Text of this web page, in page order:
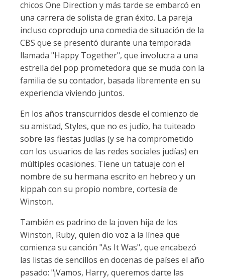
chicos One Direction y más tarde se embarcó en
una carrera de solista de gran éxito. La pareja
incluso coprodujo una comedia de situación de la
CBS que se presentó durante una temporada
llamada "Happy Together", que involucra a una
estrella del pop prometedora que se muda con la
familia de su contador, basada libremente en su
experiencia viviendo juntos.
En los años transcurridos desde el comienzo de
su amistad, Styles, que no es judío, ha tuiteado
sobre las fiestas judías (y se ha comprometido
con los usuarios de las redes sociales judías) en
múltiples ocasiones. Tiene un tatuaje con el
nombre de su hermana escrito en hebreo y un
kippah con su propio nombre, cortesía de
Winston.
También es padrino de la joven hija de los
Winston, Ruby, quien dio voz a la línea que
comienza su canción "As It Was", que encabezó
las listas de sencillos en docenas de países el año
pasado: "¡Vamos, Harry, queremos darte las